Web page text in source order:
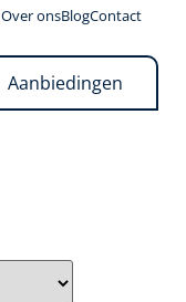
Over onsBlogContact
Aanbiedingen